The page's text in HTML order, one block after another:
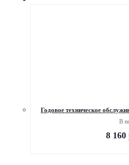
Годовое техническое
В
8 160